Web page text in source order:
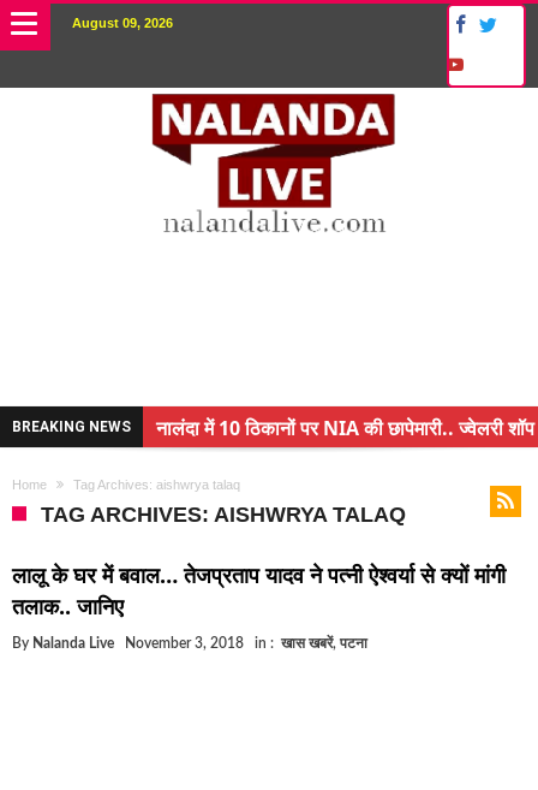
August 09, 2026
BREAKING NEWS
नालंदा में 10 ठिकानों पर NIA की छापेमारी.. ज्वेलरी शॉप
अंचल पदाधिकारी (CO) बर्खास्त.. फर्जीवाड़ा कर पाई थी
बिहार में एक और सिक्स लेन की मंजूरी.. जानिए किन-किन
क्रिकेटर ईशान किशन की शादी फिक्स, गर्लफ्रेंड से होगी
Home Tag Archives: aishwrya talaq
TAG ARCHIVES: AISHWRYA TALAQ
लालू के घर में बवाल… तेजप्रताप यादव ने पत्नी ऐश्वर्या से क्यों मांगी
तलाक.. जानिए
By Nalanda Live November 3, 2018 in : खास खबरें, पटना